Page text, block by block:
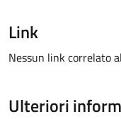
Link
Nessun link correlato
Ulteriori